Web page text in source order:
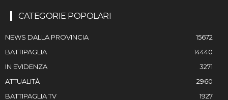
CATEGORIE POPOLARI
NEWS DALLA PROVINCIA
15672
BATTIPAGLIA
14440
IN EVIDENZA
3271
ATTUALITÀ
2960
BATTIPAGLIA TV
1927